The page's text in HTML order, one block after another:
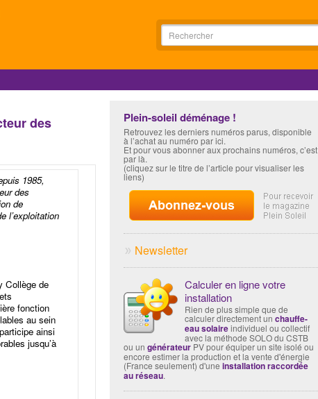
des
1985,
des
de
l’exploitation
Collège de
fonction
au sein
ainsi
jusqu’à
Plein-soleil déménage !
Retrouvez les derniers numéros parus, disponible
à l’achat au numéro par ici.
Et pour vous abonner aux prochains numéros, c’est
par là.
(cliquez sur le titre de l’article pour visualiser les
liens)
Newsletter
Calculer en ligne votre
installation
Rien de plus simple que de
calculer directement un chauffe-
eau solaireindividuel ou collectif
avec la méthode SOLO du CSTB
ou un générateur PV pour équiper un site isolé ou
encore estimer la production et la vente d'énergie
(France seulement) d'une installation raccordée
au réseau.